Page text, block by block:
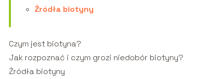
Źródła biotyny
Czym jest biotyna?
Jak rozpoznać i czym grozi niedobór biotyny?
Źródła biotyny